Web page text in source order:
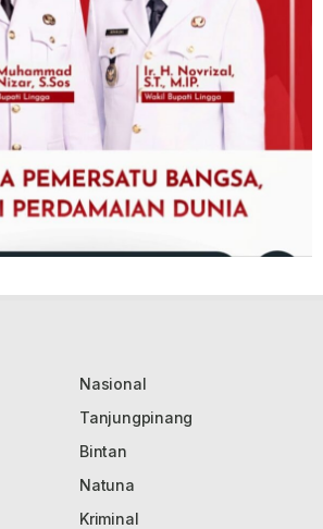
Nasional
Tanjungpinang
Bintan
Natuna
Kriminal